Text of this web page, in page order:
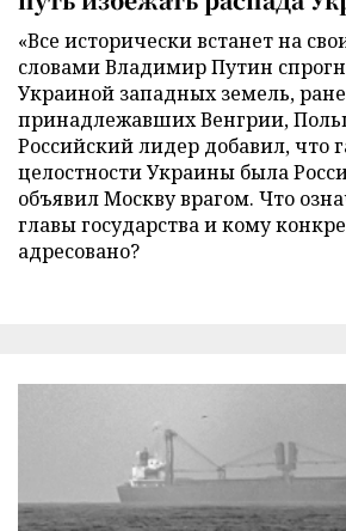
«Все исторически встанет на
словами Владимир Путин
Украиной западных земель,
принадлежавших Венгрии,
Российский лидер добавил, что
целостности Украины была
объявил Москву врагом. Что
главы государства и кому
адресовано?